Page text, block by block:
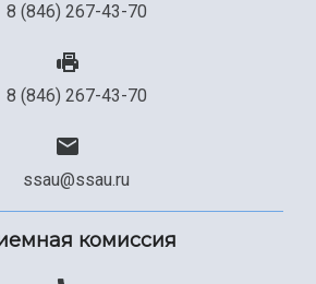
8 (846) 267-43-70
8 (846) 267-43-70
ssau@ssau.ru
комиссия